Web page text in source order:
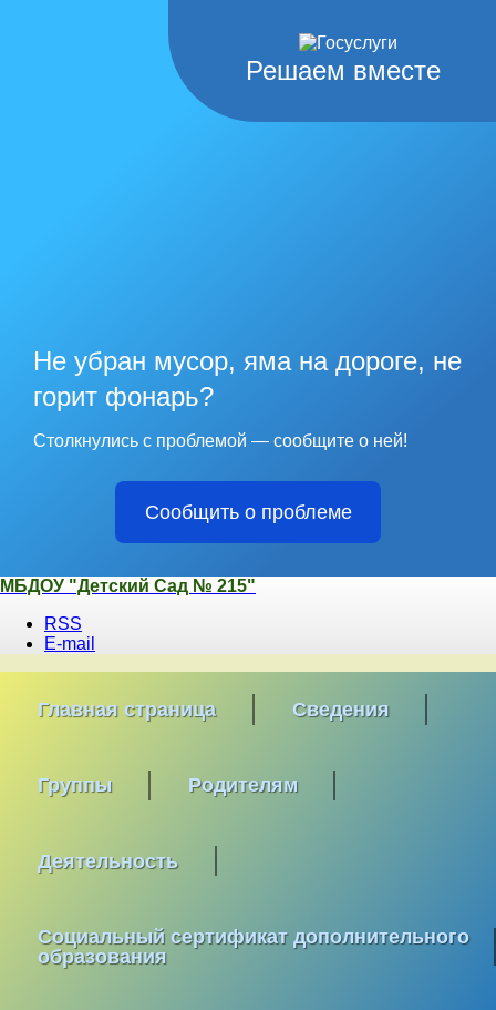
Решаем вместе
Не убран мусор, яма на дороге, не
горит фонарь?
Столкнулись с проблемой — сообщите о ней!
Сообщить о проблеме
Перейти
содержимому
МБДОУ "Детский Сад № 215"
RSS
E-mail
Главная страница Сведения
Группы Родителям
Деятельность
Социальный сертификат дополнительного
образования